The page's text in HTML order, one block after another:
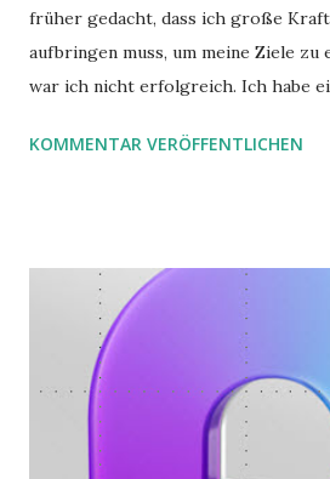
früher gedacht, dass ich große
aufbringen muss, um meine Ziele zu
war ich nicht erfolgreich. Ich habe
möchte. Darin habe ich zwei gute
KOMMENTAR VERÖFFENTLICHEN